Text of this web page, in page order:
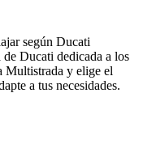
según Ducati
Ducati dedicada a los
Multistrada y elige el
a tus necesidades.